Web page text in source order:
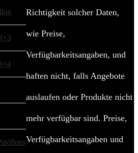
Richtigkeit solcher Daten,
wie Preise,
Verfügbarkeitsangaben, und
haften nicht, falls Angebote
auslaufen oder Produkte nicht
mehr verfügbar sind. Preise,
Verfügbarkeitsangaben und